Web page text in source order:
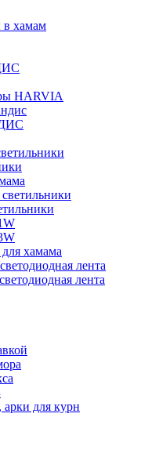
в хамам
HARVIA
хамама
лента
лента
для курн